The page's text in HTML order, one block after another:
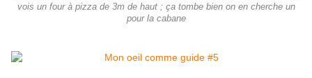
vois un four à pizza de 3m de haut ; ça tombe bien on en cherche un
pour la cabane